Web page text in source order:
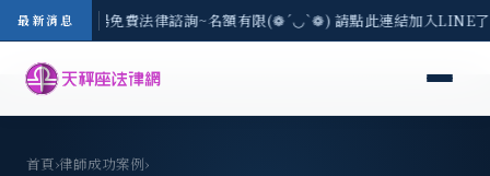
最新消息
-8/3(一) 現場免費法律諮詢~名額有限(❁´◡`❁) 請點此連結加入LINE
首頁›律師成功案例›